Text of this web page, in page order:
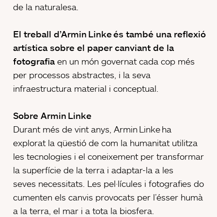
de la naturalesa.
El treball d’Armin Linke és també una reflexió
artística sobre el paper canviant de la
fotografia en un món governat cada cop més
per processos abstractes, i la seva
infraestructura material i conceptual.
Sobre Armin Linke
Durant més de vint anys, Armin Linke ha
explorat la qüestió de com la humanitat utilitza
les tecnologies i el coneixement per transformar
la superfície de la terra i adaptar-la a les
seves necessitats. Les pel·lícules i fotografies do
cumenten els canvis provocats per l’ésser humà
a la terra, el mar i a tota la biosfera.